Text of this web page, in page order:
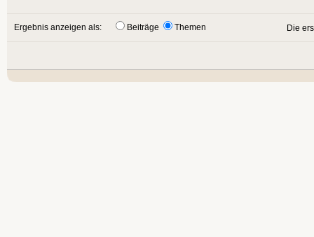
Ergebnis anzeigen als: Beiträge Themen Die